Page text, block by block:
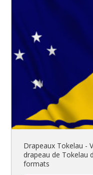
Drapeaux Tokelau -
drapeau de Tokelau
formats